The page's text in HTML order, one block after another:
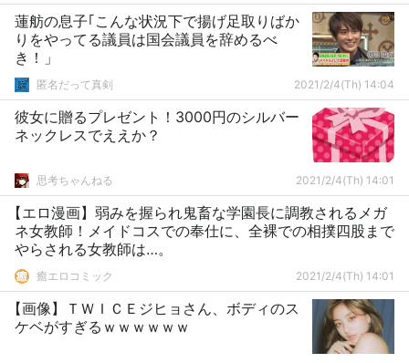
蓮舫の息子｢こんな状況下で揚げ足取りばか
りをやってる議員は国会議員を辞めるべ
き！」
匿名だって真剣 2021/2/4(Th) 14:04
彼女に贈るプレゼント！3000円のシルバー
ネックレスでええか？
思考ちゃんねる 2021/2/4(Th) 14:01
【エロ漫画】弱みを握られ鬼畜な学園長に調教されるメガ
ネ女教師！メイドコスでの奉仕に、全裸での相撲四股まで
やらされる女教師は…。
癒エロコミック 2021/2/4(Th) 14:01
【画像】ＴＷＩＣＥジヒョさん、ボディのス
ケベがすぎるｗｗｗｗｗｗ